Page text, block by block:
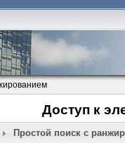
Доступ к
Простой поиск c